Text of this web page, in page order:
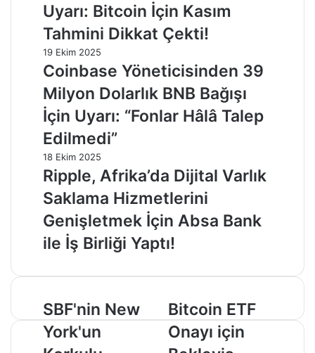
Uyarı: Bitcoin İçin Kasım
Tahmini Dikkat Çekti!
19 Ekim 2025
Coinbase Yöneticisinden 39
Milyon Dolarlık BNB Bağışı
İçin Uyarı: “Fonlar Hâlâ Talep
Edilmedi”
18 Ekim 2025
Ripple, Afrika’da Dijital Varlık
Saklama Hizmetlerini
Genişletmek İçin Absa Bank
ile İş Birliği Yaptı!
SBF'nin
New
York'un
Korkulu
SBF'nin New
York'un
Bitcoin
ETF
Onayı
için
Bitcoin ETF
Onayı için